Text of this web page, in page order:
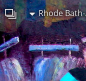
Rhode Bath-Schéba Makoumbou